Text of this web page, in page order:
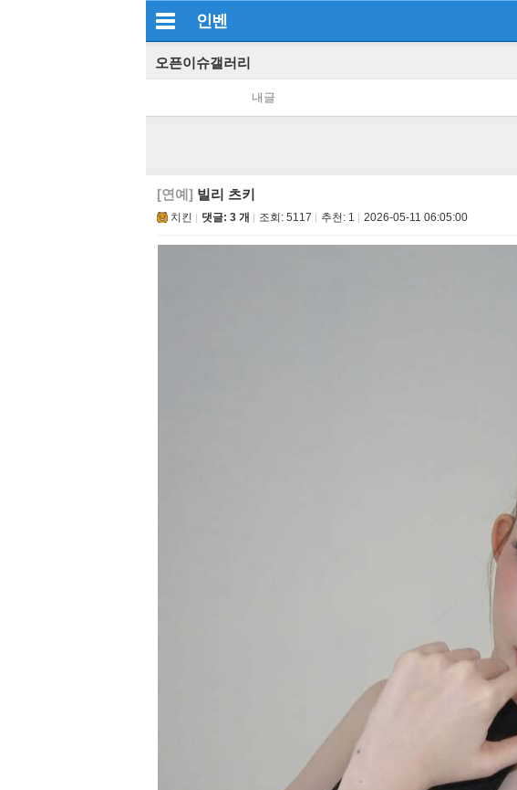
인벤
오픈이슈갤러리
내글
[연예] 빌리 츠키
치킨 댓글: 3 개 조회: 5117 추천: 1 2026-05-11 06:05:00